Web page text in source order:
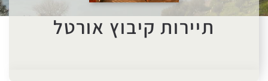
תיירות קיבוץ אורטל